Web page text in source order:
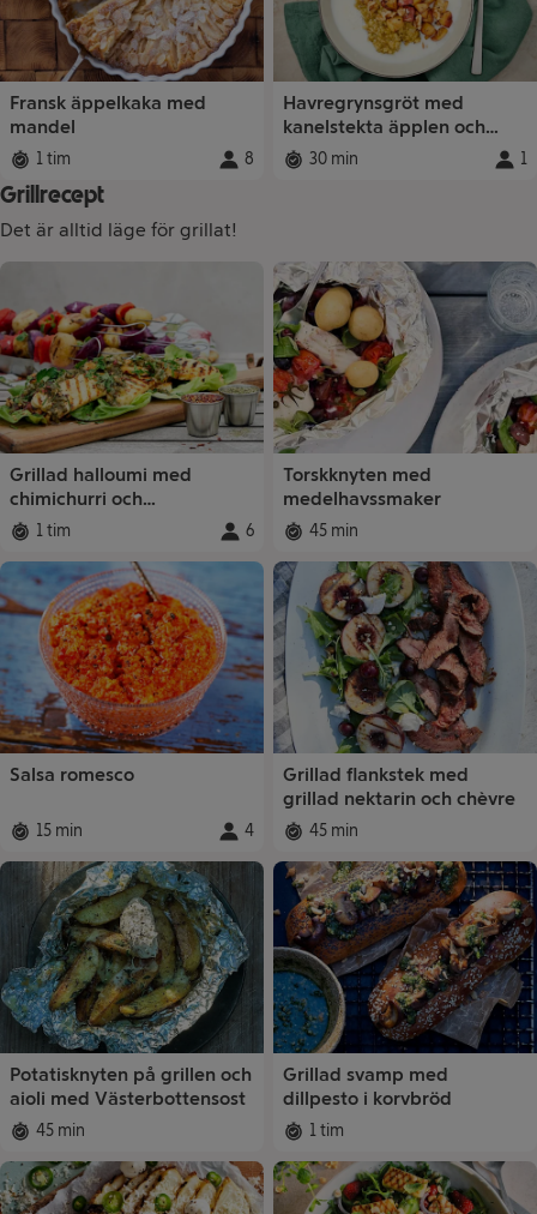
Fransk äppelkaka med
mandel
Total tid
1 tim Portioner:
8
Havregrynsgröt med
kanelstekta äpplen och
valnötter
Total tid:
30 min 1
Grillrecept
Det är alltid läge för grillat!
Recept
Grillad halloumi med
chimichurri och
grönsaksspett
Total tid
1 tim Portioner:
6
Torskknyten med
medelhavssmaker
Total tid:
45 min
Salsa romesco
Total tid:
15 min Portioner:
4
Grillad flankstek med
grillad nektarin och chèvre
Total tid:
45 min
Potatisknyten på grillen och
aioli med Västerbottensost
Total tid:
45 min
Grillad svamp med
dillpesto i korvbröd
Total tid
1 tim